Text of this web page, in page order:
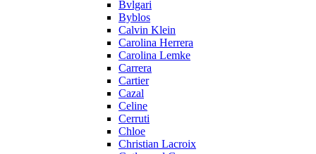
Bvlgari
Byblos
Calvin Klein
Carolina Herrera
Carolina Lemke
Carrera
Cartier
Cazal
Celine
Cerruti
Chloe
Christian Lacroix